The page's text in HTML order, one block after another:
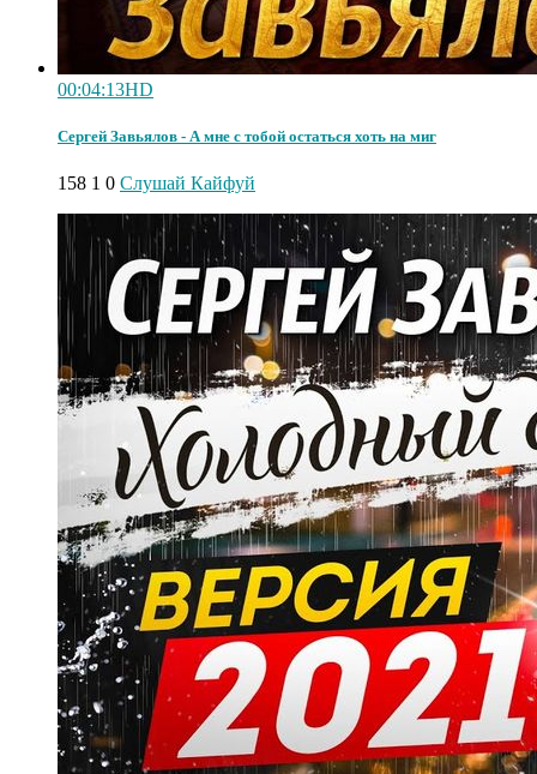
00:04:13HD
Сергей Завьялов - А мне с тобой остаться хоть на миг
158 1 0 Слушай Кайфуй